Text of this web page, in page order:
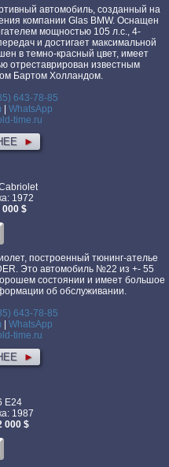
автомобиль, созданный на
компании Glas BMW. Оснащен
мощностью 105 л.с., 4-
и достигает максимальной
в темно-красный цвет, имеет
отреставрирован известным
Бартом Холландом.
643-78-85
WhatsApp
time.ru
►
1972
$
построенный тюнинг-ателье
Это автомобиль №22 из +- 55
состоянии и имеет большое
об обслуживании.
643-78-85
WhatsApp
time.ru
►
E24
1987
000 $